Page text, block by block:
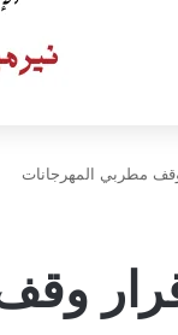
مطربي المهرجانات